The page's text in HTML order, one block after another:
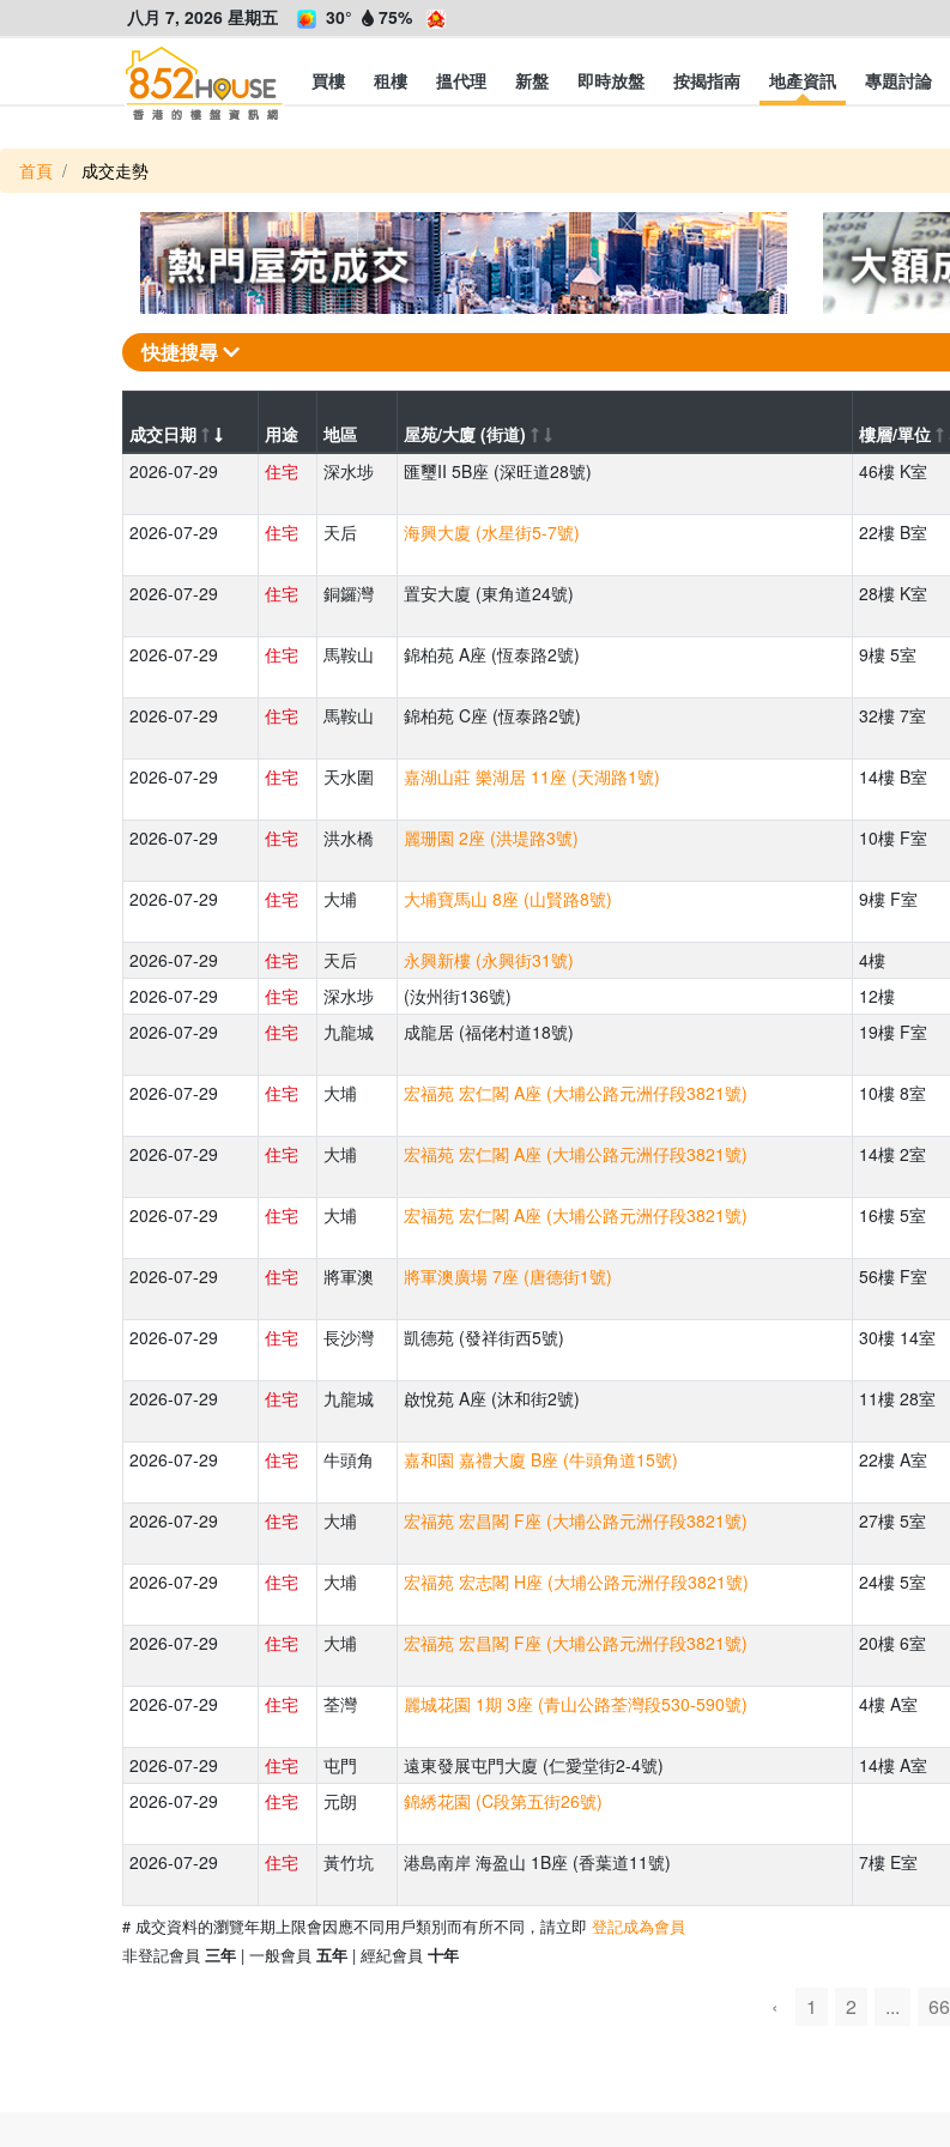
八月 7, 2026 星期五 30° 75%
買樓 租樓 搵代理 新盤 即時放盤 按揭指南 地產資訊 專題討論
首頁 成交走勢
快捷搜尋
成交日期 用途 地區 屋苑/大廈 (街道) 樓層/單位
2026-07-29
住宅 深水埗 匯璽II 5B座 (深旺道28號) 46樓 K室
2026-07-29 住宅 天后 海興大廈 (水星街5-7號) 22樓 B室
2026-07-29 住宅 銅鑼灣 置安大廈 (東角道24號) 28樓 K室
2026-07-29 住宅 馬鞍山 錦柏苑 A座 (恆泰路2號) 9樓 5室
2026-07-29 住宅 馬鞍山 錦柏苑 C座 (恆泰路2號) 32樓 7室
2026-07-29 住宅 天水圍 嘉湖山莊 樂湖居 11座 (天湖路1號) 14樓 B室
2026-07-29 住宅 洪水橋 麗珊園 2座 (洪堤路3號) 10樓 F室
2026-07-29 住宅 大埔 大埔寶馬山 8座 (山賢路8號) 9樓 F室
2026-07-29 住宅 天后 永興新樓 (永興街31號) 4樓
2026-07-29
住宅 深水埗 (汝州街136號) 12樓
2026-07-29
住宅 九龍城 成龍居 (福佬村道18號) 19樓 F室
2026-07-29 住宅 大埔 宏福苑 宏仁閣 A座 (大埔公路元洲仔段3821號) 10樓 8室
2026-07-29 住宅 大埔 宏福苑 宏仁閣 A座 (大埔公路元洲仔段3821號) 14樓 2室
2026-07-29 住宅 大埔 宏福苑 宏仁閣 A座 (大埔公路元洲仔段3821號) 16樓 5室
2026-07-29 住宅 將軍澳 將軍澳廣場 7座 (唐德街1號) 56樓 F室
2026-07-29 住宅 長沙灣 凱德苑 (發祥街西5號) 30樓 14室
2026-07-29 住宅 九龍城 啟悅苑 A座 (沐和街2號) 11樓 28室
2026-07-29 住宅 牛頭角 嘉和園 嘉禮大廈 B座 (牛頭角道15號) 22樓 A室
2026-07-29 住宅 大埔 宏福苑 宏昌閣 F座 (大埔公路元洲仔段3821號) 27樓 5室
2026-07-29 住宅 大埔 宏福苑 宏志閣 H座 (大埔公路元洲仔段3821號) 24樓 5室
2026-07-29 住宅 大埔 宏福苑 宏昌閣 F座 (大埔公路元洲仔段3821號) 20樓 6室
2026-07-29 住宅 荃灣 麗城花園 1期 3座 (青山公路荃灣段530-590號) 4樓 A室
2026-07-29 住宅 屯門 遠東發展屯門大廈 (仁愛堂街2-4號) 14樓 A室
2026-07-29
住宅 元朗 錦綉花園 (C段第五街26號)
2026-07-29 住宅 黃竹坑 港島南岸 海盈山 1B座 (香葉道11號) 7樓 E室
# 成交資料的瀏覽年期上限會因應不同用戶類別而有所不同，請立即 登記成為會員
非登記會員 三年 | 一般會員 五年 | 經紀會員 十年
‹ 1 2 ... 66